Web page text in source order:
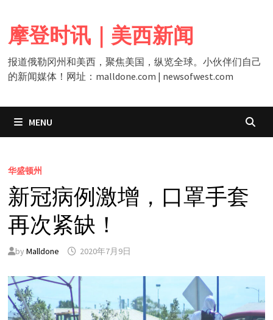
content
摩登时讯｜美西新闻
报道俄勒冈州和美西，聚焦美国，纵览全球。小伙伴们自己
的新闻媒体！网址：malldone.com | newsofwest.com
MENU
华盛顿州
新冠病例激增，口罩手套
再次紧缺！
by Malldone 2020年7月9日